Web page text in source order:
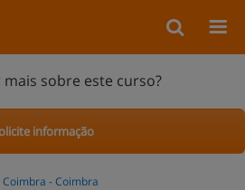
sobre este curso?
informação
Coimbra - Coimbra